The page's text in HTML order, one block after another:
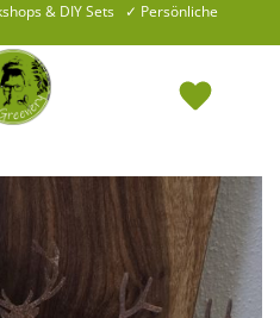
& DIY Sets ✓ Persönliche